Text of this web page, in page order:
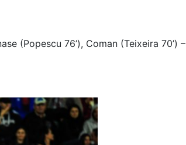
(Popescu 76’), Coman (Teixeira 70’) –